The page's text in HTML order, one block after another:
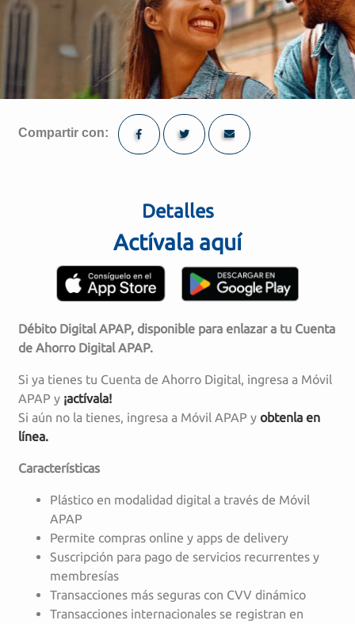
Compartir con:
Detalles
Actívala aquí
Débito Digital APAP, disponible para enlazar a tu Cuenta
de Ahorro Digital APAP.
Si ya tienes tu Cuenta de Ahorro Digital, ingresa a Móvil
APAP y ¡actívala!
Si aún no la tienes, ingresa a Móvil APAP y obtenla en
línea.
Características
Plástico en modalidad digital a través de Móvil
APAP
Permite compras online y apps de delivery
Suscripción para pago de servicios recurrentes y
membresías
Transacciones más seguras con CVV dinámico
Transacciones internacionales se registran en